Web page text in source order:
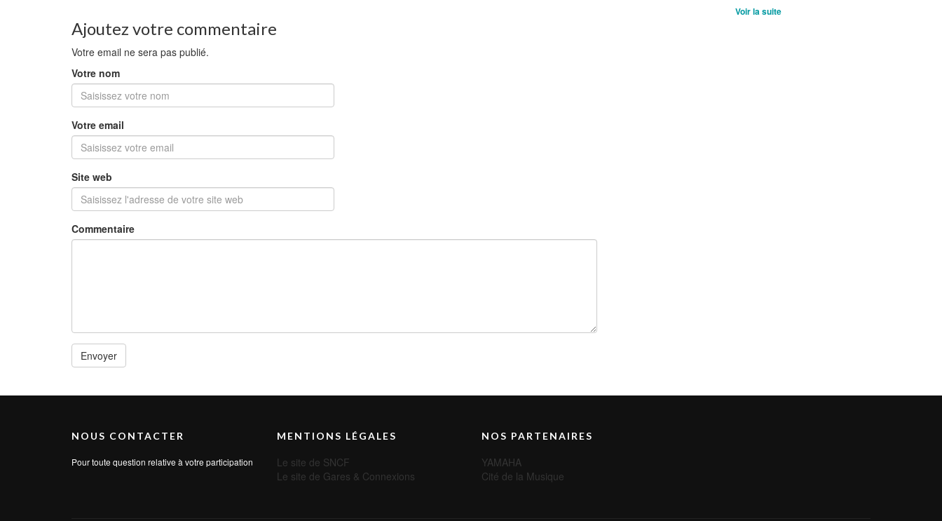
Ajoutez votre commentaire
Votre email ne sera pas publié.
Votre nom
Votre email
Site web
Commentaire
Voir la suite
NOUS CONTACTER
Pour toute question relative à votre participation
MENTIONS LÉGALES
Le site de SNCF
Le site de Gares & Connexions
NOS PARTENAIRES
YAMAHA
Cité de la Musique